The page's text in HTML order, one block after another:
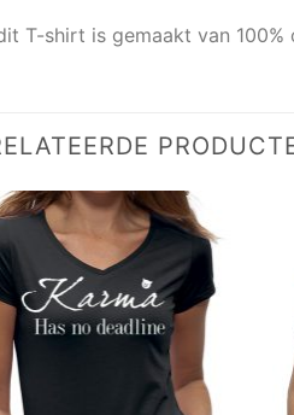
T-shirt is gemaakt van 100%